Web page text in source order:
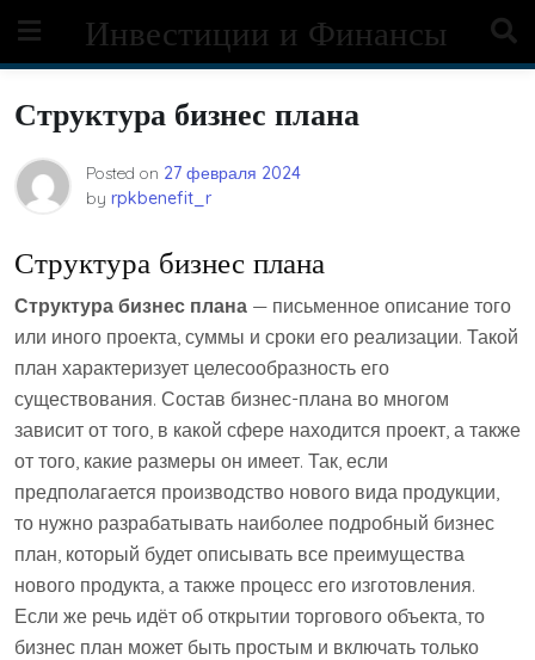
content
Инвестиции и Финансы
Структура бизнес плана
Posted on 27 февраля 2024
by rpkbenefit_r
Структура бизнес плана
Структура бизнес плана — письменное описание того
или иного проекта, суммы и сроки его реализации. Такой
план характеризует целесообразность его
существования. Состав бизнес-плана во многом
зависит от того, в какой сфере находится проект, а также
от того, какие размеры он имеет. Так, если
предполагается производство нового вида продукции,
то нужно разрабатывать наиболее подробный бизнес
план, который будет описывать все преимущества
нового продукта, а также процесс его изготовления.
Если же речь идёт об открытии торгового объекта, то
бизнес план может быть простым и включать только